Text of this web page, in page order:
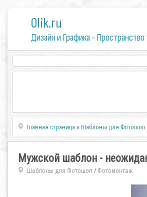
0lik.ru
Дизайн и Графика -
Главная страница »Шаблоны для Фотошоп
Мужской шаблон -
Шаблоны для Фотошоп / Фотомонтаж